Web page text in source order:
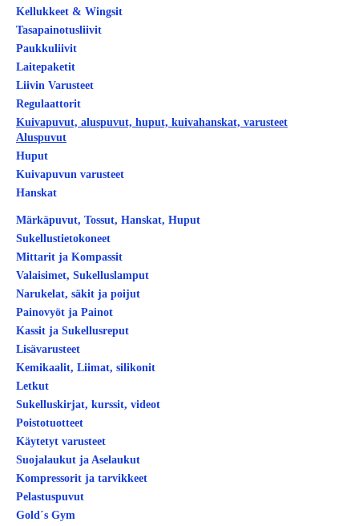
Kellukkeet & Wingsit
Tasapainotusliivit
Paukkuliivit
Laitepaketit
Liivin Varusteet
Regulaattorit
Kuivapuvut, aluspuvut, huput, kuivahanskat, varusteet
Aluspuvut
Huput
Kuivapuvun varusteet
Hanskat
Märkäpuvut, Tossut, Hanskat, Huput
Sukellustietokoneet
Mittarit ja Kompassit
Valaisimet, Sukelluslamput
Narukelat, säkit ja poijut
Painovyöt ja Painot
Kassit ja Sukellusreput
Lisävarusteet
Kemikaalit, Liimat, silikonit
Letkut
Sukelluskirjat, kurssit, videot
Poistotuotteet
Käytetyt varusteet
Suojalaukut ja Aselaukut
Kompressorit ja tarvikkeet
Pelastuspuvut
Gold´s Gym